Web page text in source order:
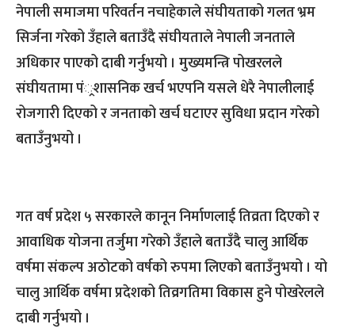
नेपाली समाजमा परिवर्तन नचाहेकाले संघीयताको गलत भ्रम
सिर्जना गरेको उँहाले बताउँदै संघीयताले नेपाली जनताले
अधिकार पाएको दाबी गर्नुभयो । मुख्यमन्त्रि पोखरलले
संघीयतामा पं्रशासनिक खर्च भएपनि यसले धेरै नेपालीलाई
रोजगारी दिएको र जनताको खर्च घटाएर सुविधा प्रदान गरेको
बताउँनुभयो ।
गत वर्ष प्रदेश ५ सरकारले कानून निर्माणलाई तिव्रता दिएको र
आवाधिक योजना तर्जुमा गरेको उँहाले बताउँदै चालु आर्थिक
वर्षमा संकल्प अठोटको वर्षको रुपमा लिएको बताउँनुभयो । यो
चालु आर्थिक वर्षमा प्रदेशको तिव्रगतिमा विकास हुने पोखरेलले
दाबी गर्नुभयो ।